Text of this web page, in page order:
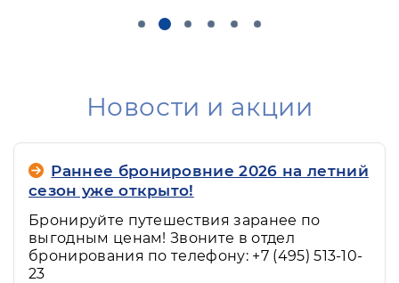
Новости и акции
Раннее бронировние 2026 на летний
сезон уже открыто!
Бронируйте путешествия заранее по
выгодным ценам! Звоните в отдел
бронирования по телефону: +7 (495) 513-10-
23